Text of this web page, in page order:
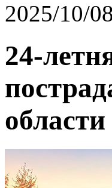
2025/10/
24-
области